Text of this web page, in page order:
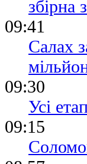
збірна
09:41
Салах
09:30
Усі
09:15